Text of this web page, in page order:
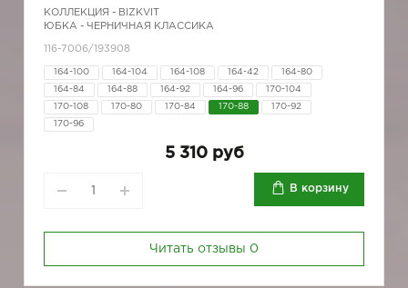
КОЛЛЕКЦИЯ - BIZKVIT
ЮБКА - ЧЕРНИЧНАЯ КЛАССИКА
116-7006/193908
164-100 164-104 164-108 164-42 164-80
164-84 164-88 164-92 164-96 170-104
170-108 170-80 170-84 170-88 170-92
170-96
5 310 руб
В корзину
Читать отзывы 0